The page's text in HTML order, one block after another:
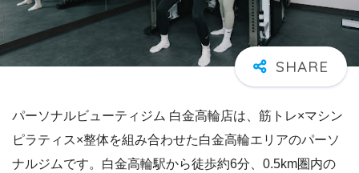
パーソナルビューティジム 白金高輪店は、筋トレ×マシン
ピラティス×整体を組み合わせた白金高輪エリアのパーソ
ナルジムです。白金高輪駅から徒歩約6分、0.5km圏内の